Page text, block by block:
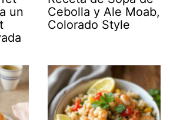
un
Cebolla y Ale Moab,
Colorado Style